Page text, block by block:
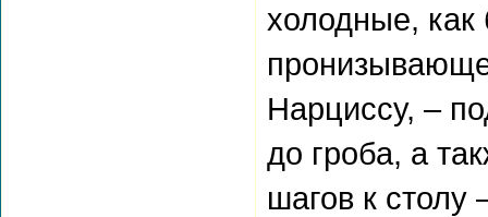
холодные, как
Нарциссу, –
до гроба, а
шагов к